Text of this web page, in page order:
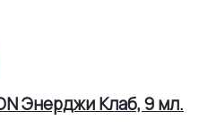
Энерджи Клаб, 9 мл.